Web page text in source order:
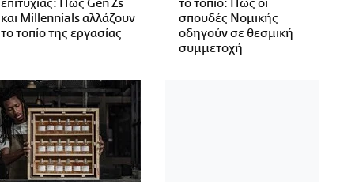
επιτυχίας: Πώς Gen Zs
και Millennials αλλάζουν
το τοπίο της εργασίας
το τοπίο: Πώς οι
σπουδές Νομικής
οδηγούν σε θεσμική
συμμετοχή